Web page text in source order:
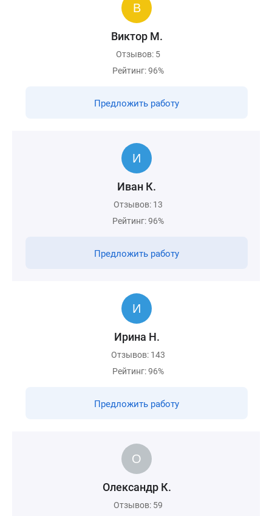
Виктор М.
Отзывов: 5
Рейтинг: 96%
Предложить работу
Иван К.
Отзывов: 13
Рейтинг: 96%
Предложить работу
Ирина Н.
Отзывов: 143
Рейтинг: 96%
Предложить работу
Олександр К.
Отзывов: 59